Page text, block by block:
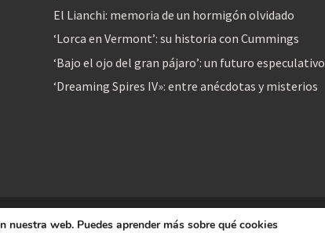
El Lianchi: memoria de un hormigón olvidado
‘Lorca en Vermont’: su historia con Cummings
‘Bajo el ojo del gran pájaro’: un futuro especulativo
‘Dreaming Spires IV»: entre anécdotas y misterios
reservadosweb. Puedes aprender más sobre qué cookies